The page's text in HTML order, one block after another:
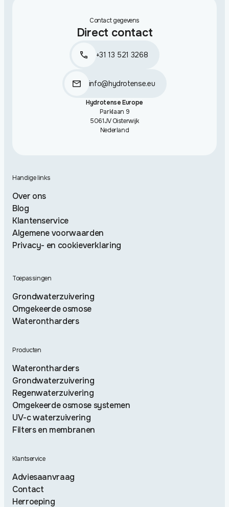
Contact gegevens
Direct contact
+31 13 521 3268
info@hydrotense.eu
Hydrotense Europe
Parklaan 9
5061JV Oisterwijk
Nederland
Handige links
Over ons
Blog
Klantenservice
Algemene voorwaarden
Privacy- en cookieverklaring
Toepassingen
Grondwaterzuivering
Omgekeerde osmose
Waterontharders
Producten
Waterontharders
Grondwaterzuivering
Regenwaterzuivering
Omgekeerde osmose systemen
UV-c waterzuivering
Filters en membranen
Klantservice
Adviesaanvraag
Contact
Herroeping